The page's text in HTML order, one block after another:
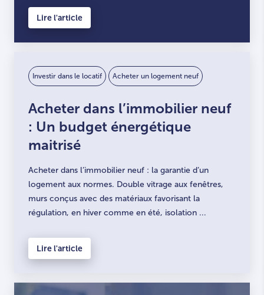
Lire l'article
Investir dans le locatif Acheter un logement neuf
Acheter dans l’immobilier neuf
: Un budget énergétique
maitrisé
Acheter dans l’immobilier neuf : la garantie d’un
logement aux normes. Double vitrage aux fenêtres,
murs conçus avec des matériaux favorisant la
régulation, en hiver comme en été, isolation ...
Lire l'article